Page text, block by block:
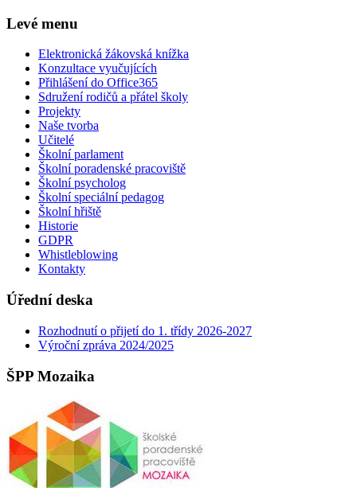
Levé menu
Elektronická žákovská knížka
Konzultace vyučujících
Přihlášení do Office365
Sdružení rodičů a přátel školy
Projekty
Naše tvorba
Učitelé
Školní parlament
Školní poradenské pracoviště
Školní psycholog
Školní speciální pedagog
Školní hřiště
Historie
GDPR
Whistleblowing
Kontakty
Úřední deska
Rozhodnutí o přijetí do 1. třídy 2026-2027
Výroční zpráva 2024/2025
ŠPP Mozaika